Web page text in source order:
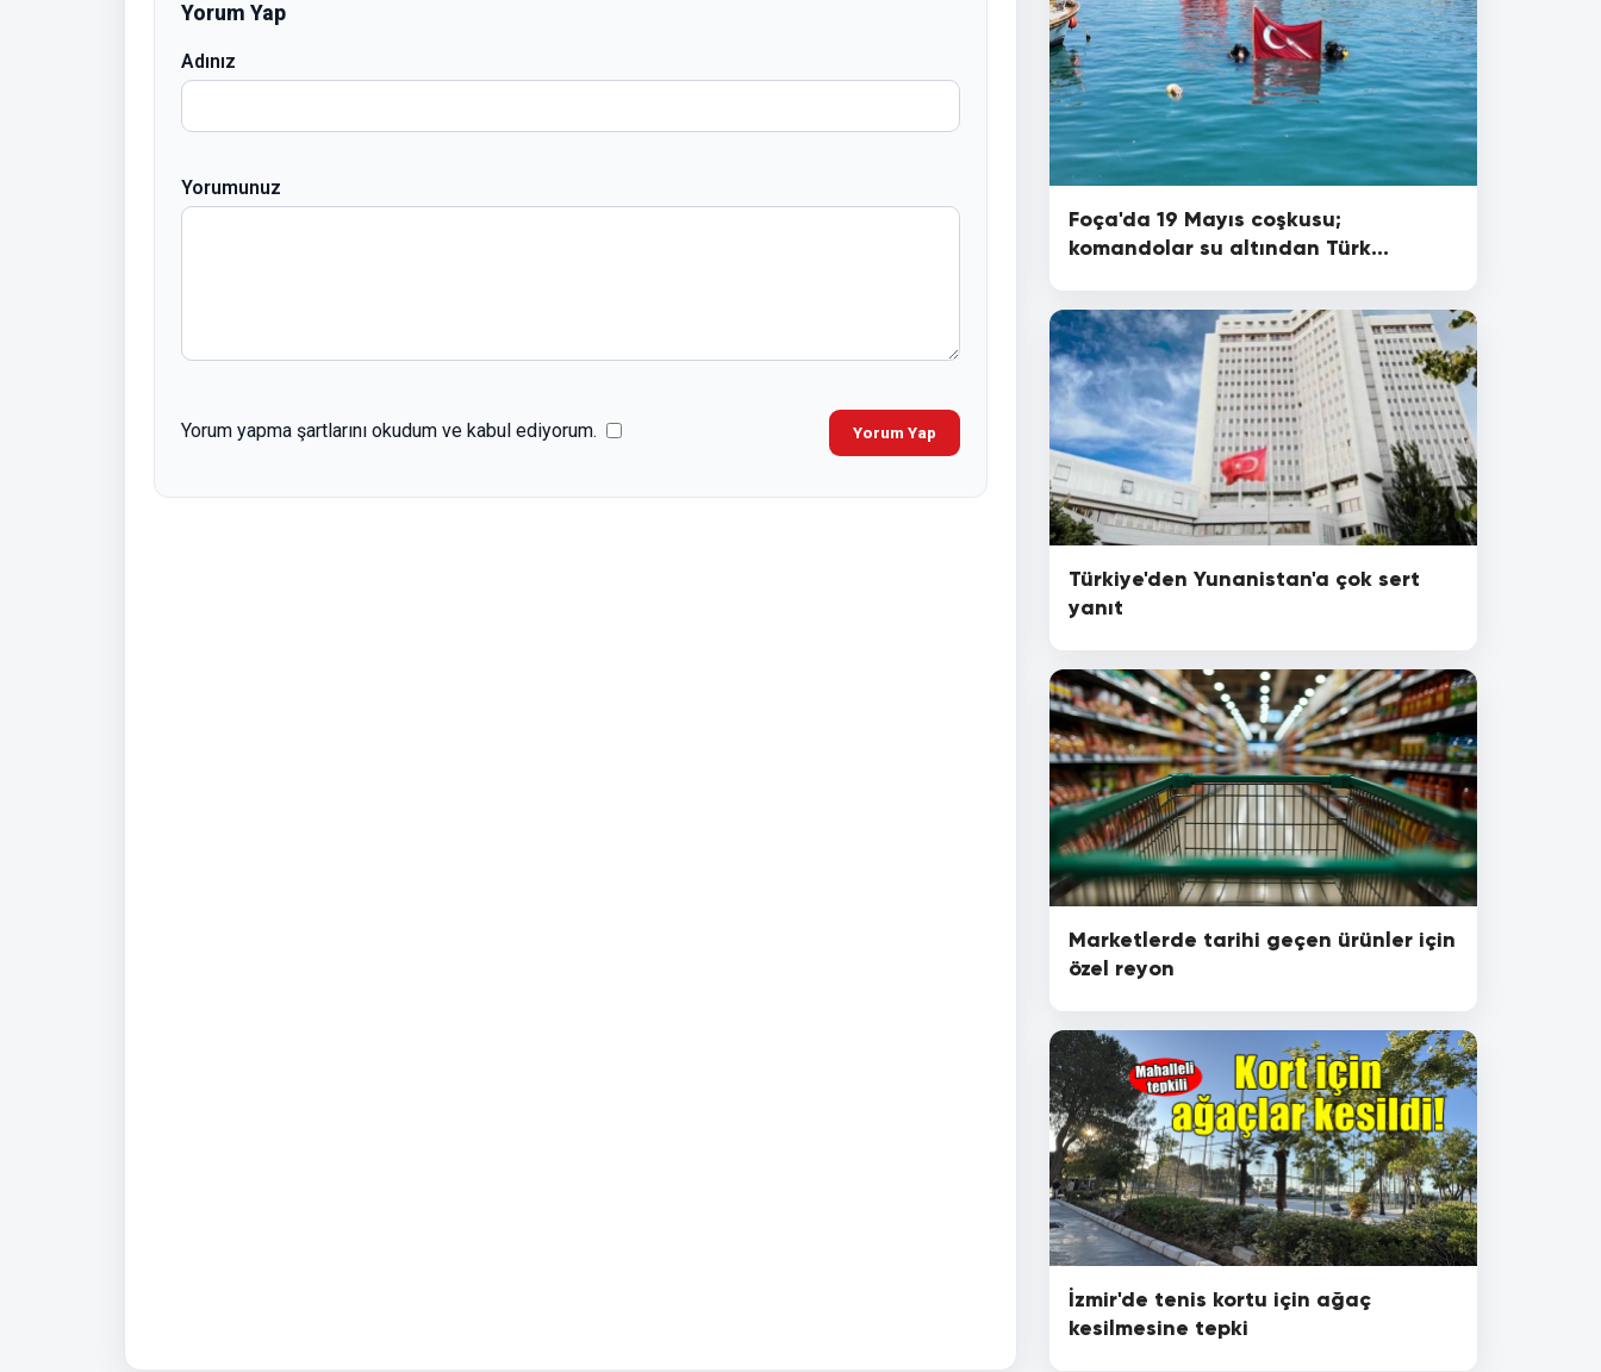
Yorum Yap
Adınız
Yorumunuz
Yorum yapma şartlarını okudum ve kabul ediyorum. Yorum Yap
Foça'da 19 Mayıs coşkusu;
komandolar su altından Türk
Türkiye'den Yunanistan'a çok sert
yanıt
Marketlerde tarihi geçen ürünler için
özel reyon
İzmir'de tenis kortu için ağaç
kesilmesine tepki